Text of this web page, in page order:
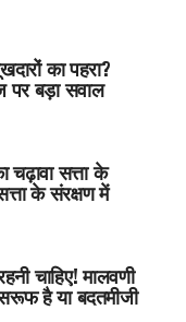
का पहरा?
पर बड़ा सवाल
चढ़ावा सत्ता के
के संरक्षण में
चाहिए! मालवणी
है या बदतमीजी